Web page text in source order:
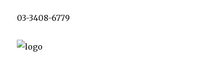
03-3408-6779